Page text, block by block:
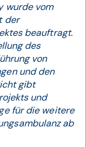
wurde vom
der
beauftragt.
des
von
und den
gibt
und
für die weitere
ab